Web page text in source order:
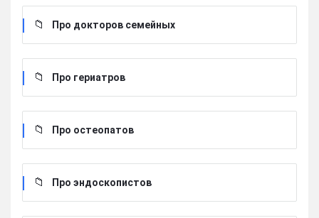
Про докторов семейных
Про гериатров
Про остеопатов
Про эндоскопистов